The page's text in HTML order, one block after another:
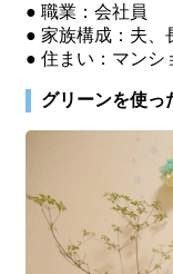
● 職業：会社員
● 家族構成：夫、
● 住まい：マンシ
グリーンを使っ